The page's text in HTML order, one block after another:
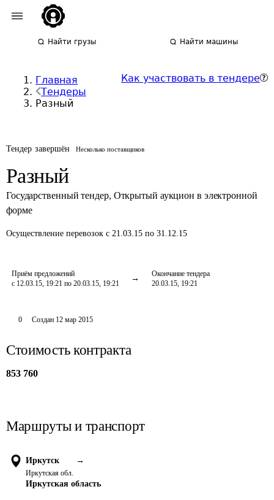
Найти грузы Найти машины
Главная
Тендеры
Разный
Как участвовать в тендере
Тендер завершён Несколько поставщиков
Разный
Государственный тендер, Открытый аукцион в электронной
форме
Осуществление перевозок с 21.03.15 по 31.12.15
Приём предложений
с 12.03.15, 19:21 по 20.03.15, 19:21
Окончание тендера
20.03.15, 19:21
0 Создан 12 мар 2015
Стоимость контракта
853 760
Маршруты и транспорт
Иркутск →
Иркутская обл.
Иркутская область